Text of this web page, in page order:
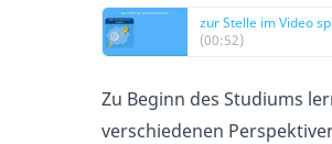
zur Stelle im Video
(00:52)
Zu Beginn des Studiums
verschiedenen